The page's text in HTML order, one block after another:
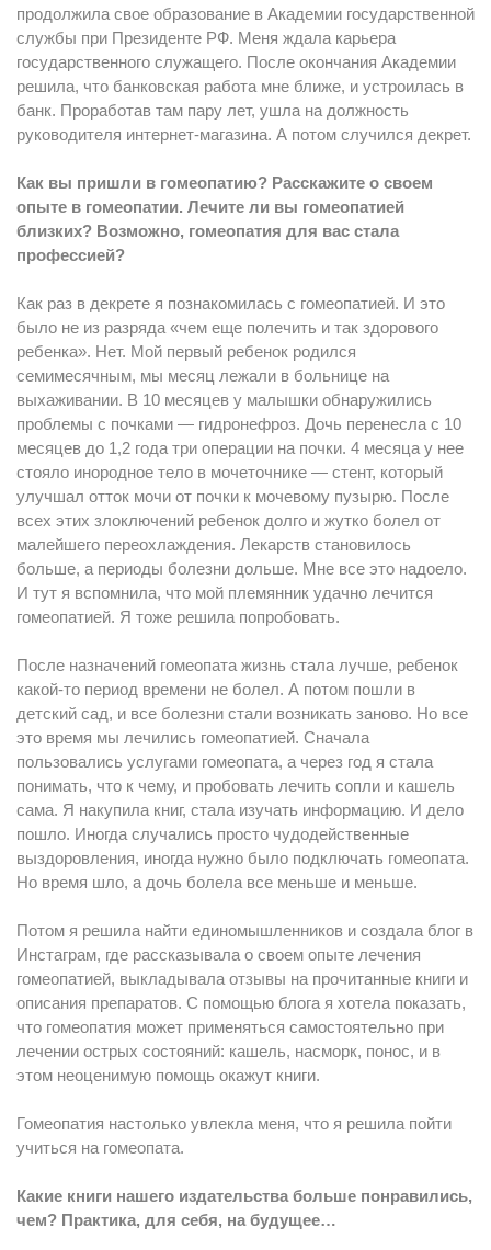
продолжила свое образование в Академии государственной
службы при Президенте РФ. Меня ждала карьера
государственного служащего. После окончания Академии
решила, что банковская работа мне ближе, и устроилась в
банк. Проработав там пару лет, ушла на должность
руководителя интернет-магазина. А потом случился декрет.
Как вы пришли в гомеопатию? Расскажите о своем
опыте в гомеопатии. Лечите ли вы гомеопатией
близких? Возможно, гомеопатия для вас стала
профессией?
Как раз в декрете я познакомилась с гомеопатией. И это
было не из разряда «чем еще полечить и так здорового
ребенка». Нет. Мой первый ребенок родился
семимесячным, мы месяц лежали в больнице на
выхаживании. В 10 месяцев у малышки обнаружились
проблемы с почками — гидронефроз. Дочь перенесла с 10
месяцев до 1,2 года три операции на почки. 4 месяца у нее
стояло инородное тело в мочеточнике — стент, который
улучшал отток мочи от почки к мочевому пузырю. После
всех этих злоключений ребенок долго и жутко болел от
малейшего переохлаждения. Лекарств становилось
больше, а периоды болезни дольше. Мне все это надоело.
И тут я вспомнила, что мой племянник удачно лечится
гомеопатией. Я тоже решила попробовать.
После назначений гомеопата жизнь стала лучше, ребенок
какой-то период времени не болел. А потом пошли в
детский сад, и все болезни стали возникать заново. Но все
это время мы лечились гомеопатией. Сначала
пользовались услугами гомеопата, а через год я стала
понимать, что к чему, и пробовать лечить сопли и кашель
сама. Я накупила книг, стала изучать информацию. И дело
пошло. Иногда случались просто чудодейственные
выздоровления, иногда нужно было подключать гомеопата.
Но время шло, а дочь болела все меньше и меньше.
Потом я решила найти единомышленников и создала блог в
Инстаграм, где рассказывала о своем опыте лечения
гомеопатией, выкладывала отзывы на прочитанные книги и
описания препаратов. С помощью блога я хотела показать,
что гомеопатия может применяться самостоятельно при
лечении острых состояний: кашель, насморк, понос, и в
этом неоценимую помощь окажут книги.
Гомеопатия настолько увлекла меня, что я решила пойти
учиться на гомеопата.
Какие книги нашего издательства больше понравились,
чем? Практика, для себя, на будущее…